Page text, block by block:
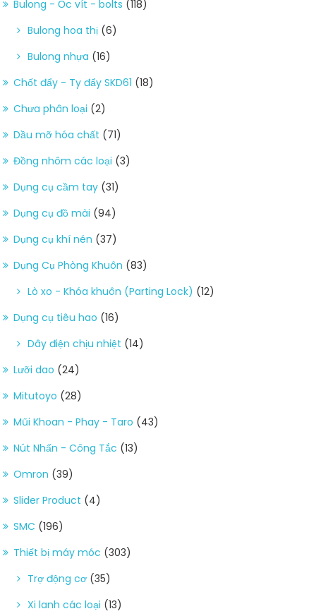
Bulong - Ốc vít - bolts (118)
Bulong hoa thị (6)
Bulong nhựa (16)
Chốt đẩy - Ty đẩy SKD61 (18)
Chưa phân loại (2)
Dầu mỡ hóa chất (71)
Đồng nhôm các loại (3)
Dụng cụ cầm tay (31)
Dụng cụ đồ mài (94)
Dụng cụ khí nén (37)
Dụng Cụ Phòng Khuôn (83)
Lò xo - Khóa khuôn (Parting Lock) (12)
Dụng cụ tiêu hao (16)
Dây điện chịu nhiệt (14)
Lưỡi dao (24)
Mitutoyo (28)
Mũi Khoan - Phay - Taro (43)
Nút Nhấn - Công Tắc (13)
Omron (39)
Slider Product (4)
SMC (196)
Thiết bị máy móc (303)
Trợ động cơ (35)
Xi lanh các loại (13)